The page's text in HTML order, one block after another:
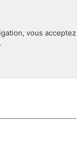
vous acceptez
.